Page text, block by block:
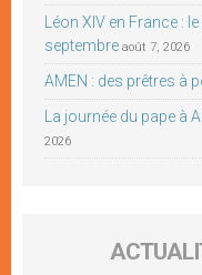
Léon XIV en France :
septembre août 7, 2026
AMEN : des prêtres à
La journée du pape à
2026